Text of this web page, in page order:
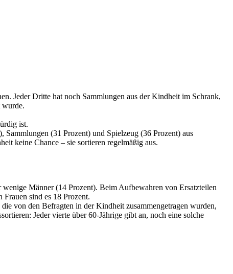
Jeder Dritte hat noch Sammlungen aus der Kindheit im Schrank,
wurde.
ist.
(31 Prozent) und Spielzeug (36 Prozent) aus
keine Chance – sie sortieren regelmäßig aus.
Männer (14 Prozent). Beim Aufbewahren von Ersatzteilen
Frauen sind es 18 Prozent.
von den Befragten in der Kindheit zusammengetragen wurden,
Jeder vierte über 60-Jährige gibt an, noch eine solche